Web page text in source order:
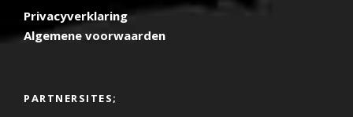
Privacyverklaring
Algemene voorwaarden
PARTNERSITES;